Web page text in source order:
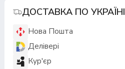
ДОСТАВКА ПО УКРАЇНІ
Нова Пошта
Делівері
Кур'єр